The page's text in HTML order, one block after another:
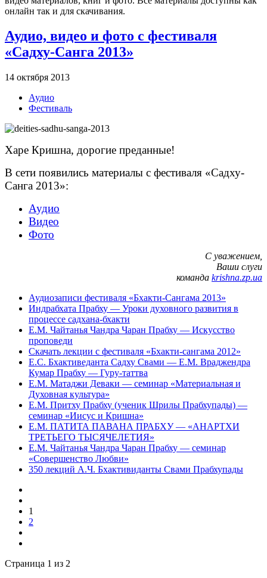
онлайн так и для скачивания.
Аудио, видео и фото с фестиваля
«Садху-Санга 2013»
14 октября 2013
Аудио
Фестиваль
Харе Кришна, дорогие преданные!
В сети появились материалы с фестиваля «Садху-
Санга 2013»:
Аудио
Видео
Фото
С уважением,
Ваши слуги
команда krishna.zp.ua
Аудиозаписи фестиваля «Бхакти-Сангама 2013»
Индрабхата Прабху — Уроки духовного развития в
процессе садхана-бхакти
Е.М. Чайтанья Чандра Чаран Прабху — Искусство
проповеди
Скачать лекции с фестиваля «Бхакти-сангама 2012»
Е.С. Бхактиведанта Садху Свами — Е.М. Враджендра
Кумар Прабху — Гуру-таттва
Е.М. Матаджи Деваки — семинар «Материальная и
Духовная культура»
Е.М. Притху Прабху (ученик Шрилы Прабхупады) —
семинар «Иисус и Кришна»
Е.М. ПАТИТА ПАВАНА ПРАБХУ — «АНАРТХИ
ТРЕТЬЕГО ТЫСЯЧЕЛЕТИЯ»
Е.М. Чайтанья Чандра Чаран Прабху — семинар
«Совершенство Любви»
350 лекций А.Ч. Бхактивиданты Свами Прабхупады
1
2
Страница 1 из 2